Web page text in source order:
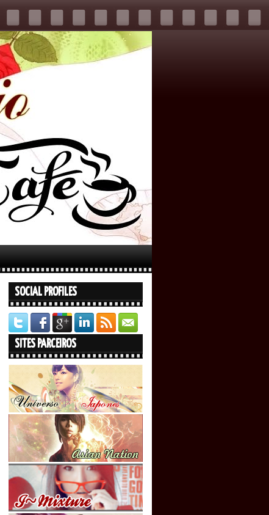
SOCIAL PROFILES
SITES PARCEIROS